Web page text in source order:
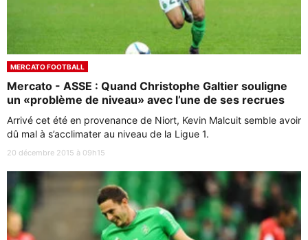
MERCATO FOOTBALL
Mercato - ASSE : Quand Christophe Galtier souligne
un «problème de niveau» avec l’une de ses recrues
Arrivé cet été en provenance de Niort, Kevin Malcuit semble avoir
dû mal à s’acclimater au niveau de la Ligue 1.
20 décembre 2015 à 09h15